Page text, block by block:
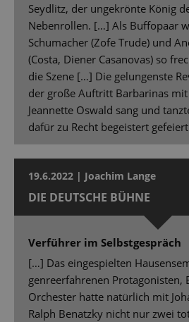
Seydlitz, der ungekrönte König
Nebenrollen. […] Als Buffopaar
Schumacher (Zofe Trude) und
(Costa, Diener Casanovas) so
die Szene […] Die gelungenste
der große Auftritt Barbarinas
Jeannette Oswald sang und
dafür zu Recht begeistert
19.6.2022 | Joachim Lange
DIE DEUTSCHE BÜHNE
Verführer im Selbstgespräch
[…] Das eingespielten
genreerfahrenen Protagonisten,
Orchester hatte natürlich mit
Ralph Benatzky nicht nur zwei